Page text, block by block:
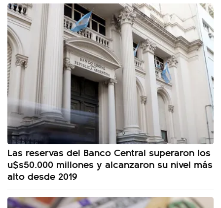
Las reservas del Banco Central superaron los
u$s50.000 millones y alcanzaron su nivel más
alto desde 2019